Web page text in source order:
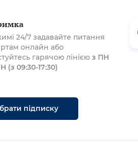
24/7 задавайте питання
онлайн або
гарячою лінією з ПН
(з 09:30-17:30)
підписку